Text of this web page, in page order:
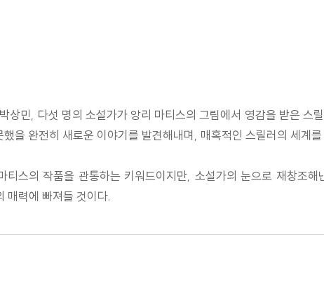
민, 다섯 명의 소설가가 앙리 마티스의 그림에서 영감을 받은 스
을 완전히 새로운 이야기를 발견해내며, 매혹적인 스릴러의 세계를
스의 작품을 관통하는 키워드이지만, 소설가의 눈으로 재창조
매력에 빠져들 것이다.